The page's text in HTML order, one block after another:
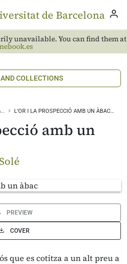
unavailable. You can find them at
COLLECTIONS
L’OR I LA PROSPECCIÓ AMB UN ÀBAC…
amb un
PREVIEW
COVER
que es cotitza a un alt preu a